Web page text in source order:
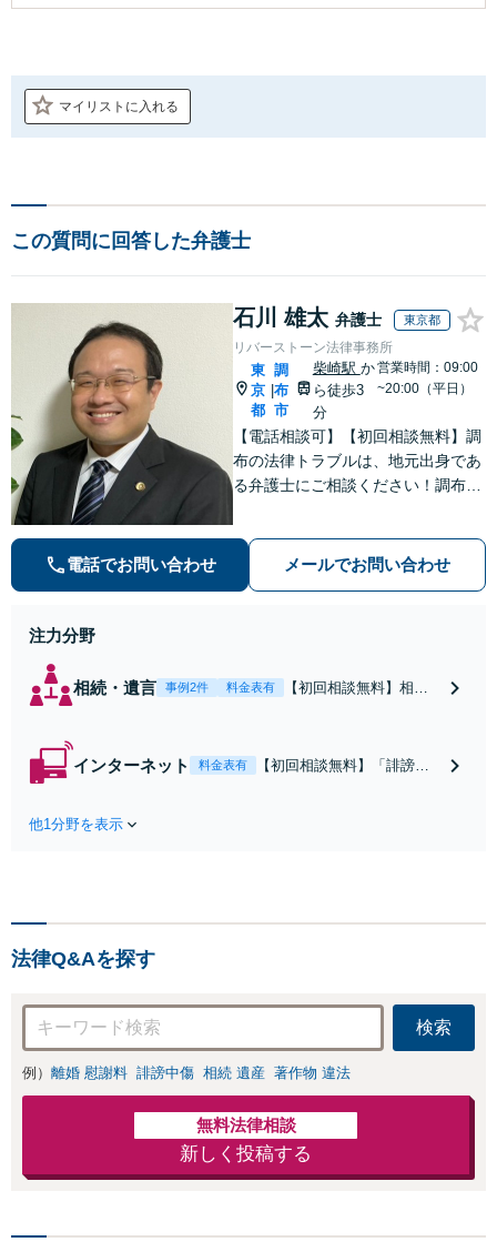
マイリストに入れる
この質問に回答した弁護士
石川 雄太 弁護士 東京都
リバーストーン法律事務所
東
京
都
|
調
布
市
柴崎駅 か
ら徒歩3
分
営業時間：09:00
~20:00（平日）
【電話相談可】【初回相談無料】調
布の法律トラブルは、地元出身であ
る弁護士にご相談ください！調布の
些細なことでも大丈夫ですので、ま
ずはご相談ください【柴崎駅3分】
電話でお問い合わせ メールでお問い合わせ
注力分野
相続・遺言 事例2件 料金表有
【初回相談無料】相続
より地域の特性や事情
インターネット 料金表有
【初回相談無料】「誹謗中
対応可。企業のネットトラ
他1分野を表示
法律Q&Aを探す
検索
例） 離婚 慰謝料 誹謗中傷 相続 遺産 著作物 違法
無料法律相談
新しく投稿する